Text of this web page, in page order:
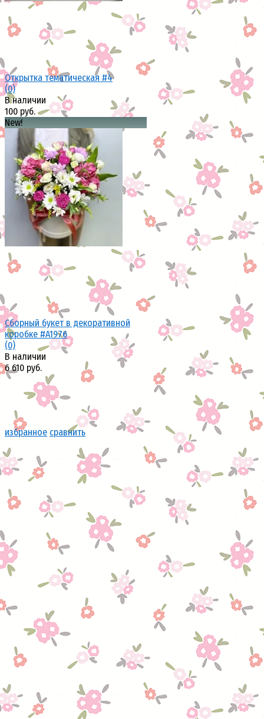
избранное сравнить
Открытка тематическая #4
(0)
В наличии
100 руб.
New!
избранное сравнить
Сборный букет в декоративной
коробке #A1976
(0)
В наличии
6 610 руб.